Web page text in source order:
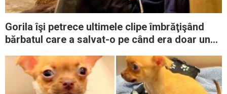
Gorila îşi petrece ultimele clipe îmbrăţişând
bărbatul care a salvat-o pe când era doar un